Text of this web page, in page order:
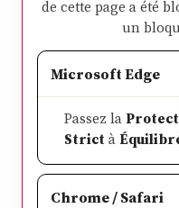
de cette page a été
un
Microsoft Edge
Passez la
Strictà
Chrome / Safari